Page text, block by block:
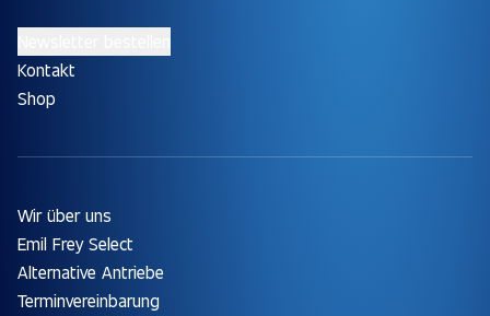
Kontakt
Shop
Wir über uns
Emil Frey Select
Alternative Antriebe
Terminvereinbarung